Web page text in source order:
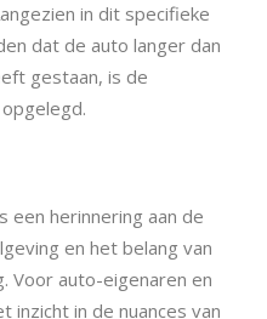
in dit specifieke
dat de auto langer dan
gestaan, is de
een herinnering aan de
en het belang van
Voor auto-eigenaren en
inzicht in de nuances van